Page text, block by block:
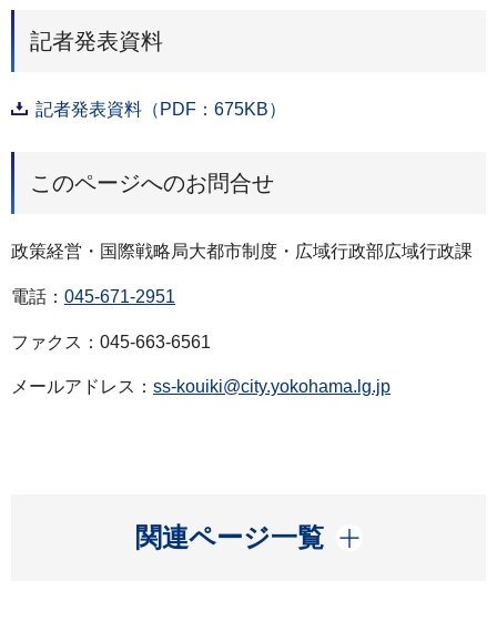
記者発表資料
記者発表資料（PDF：675KB）
このページへのお問合せ
政策経営・国際戦略局大都市制度・広域行政部広域行政課
電話： 045-671-2951
ファクス：045-663-6561
メールアドレス： ss-kouiki@city.yokohama.lg.jp
関連ページ一覧
開く